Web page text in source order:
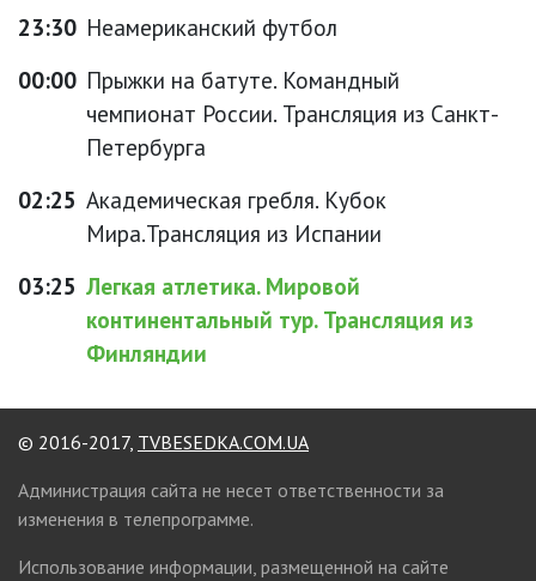
23:30 Неамериканский футбол
00:00 Прыжки на батуте. Командный
чемпионат России. Трансляция из Санкт-
Петербурга
02:25 Академическая гребля. Кубок
Мира.Трансляция из Испании
03:25 Легкая атлетика. Мировой
континентальный тур. Трансляция из
Финляндии
© 2016-2017, TVBESEDKA.COM.UA
Администрация сайта не несет ответственности за
изменения в телепрограмме.
Использование информации, размещенной на сайте